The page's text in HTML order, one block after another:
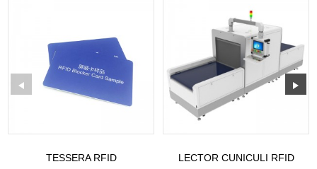
TESSERA RFID
LECTOR CUNICULI RFID